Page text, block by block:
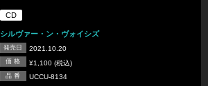
CD
シルヴァー・ン・ヴォイシズ
発売日 2021.10.20
価 格 ¥1,100 (税込)
品 番 UCCU-8134